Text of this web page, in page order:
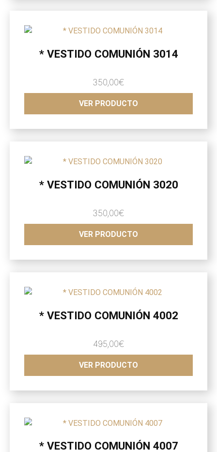
* VESTIDO COMUNIÓN 3014
350,00€
VER PRODUCTO
* VESTIDO COMUNIÓN 3020
350,00€
VER PRODUCTO
* VESTIDO COMUNIÓN 4002
495,00€
VER PRODUCTO
* VESTIDO COMUNIÓN 4007